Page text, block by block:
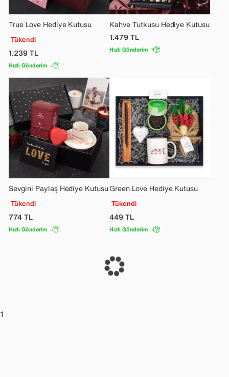
True Love Hediye Kutusu
Tükendi
1.239TL
Hızlı Gönderim
Kahve Tutkusu Hediye Kutusu
1.479TL
Hızlı Gönderim
Sevgini Paylaş Hediye Kutusu
Tükendi
774TL
Hızlı Gönderim
Green Love Hediye Kutusu
Tükendi
449TL
Hızlı Gönderim
1